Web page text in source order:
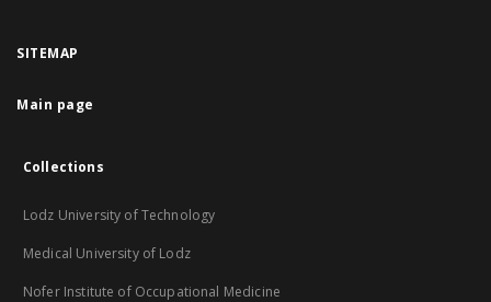
SITEMAP
Main page
Collections
Lodz University of Technology
Medical University of Lodz
Nofer Institute of Occupational Medicine